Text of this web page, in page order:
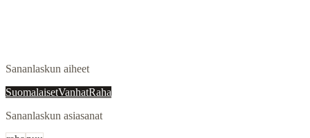
Sananlaskun aiheet
SuomalaisetVanhatRaha
Sananlaskun asiasanat